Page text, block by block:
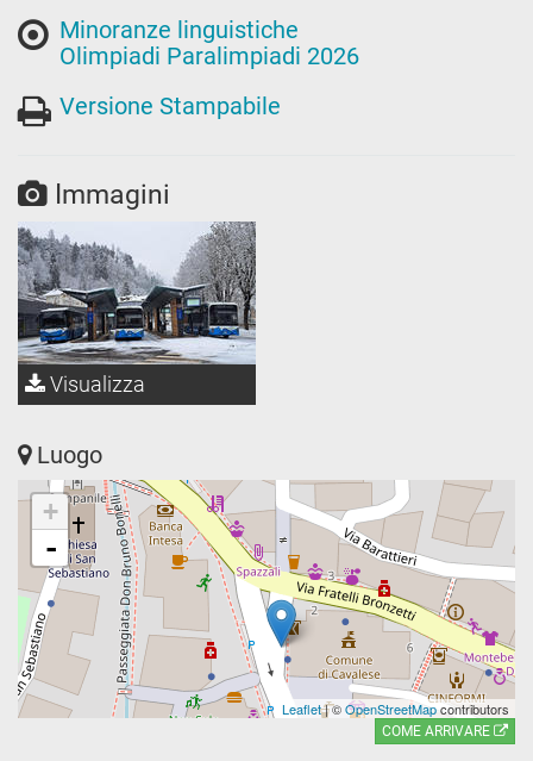
Minoranze linguistiche
Olimpiadi Paralimpiadi 2026
Versione Stampabile
Immagini
Visualizza
Luogo
+
-
Leaflet| ©OpenStreetMapcontributors
COME ARRIVARE